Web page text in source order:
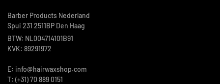
Barber Products Nederland
Spui 231 2511BP Den Haag
BTW: NL004714101B91
KVK: 89291972
E: info@hairwaxshop.com
T: (+31) 70 889 0151